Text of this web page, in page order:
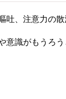
、注意力の散
識がもうろう